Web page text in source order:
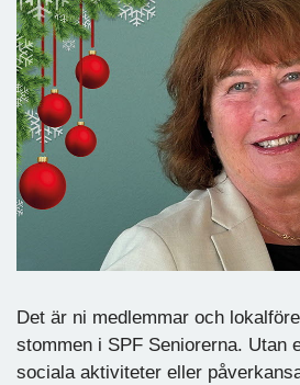
Det är ni medlemmar och
stommen i SPF Seniorerna. Utan
sociala aktiviteter eller